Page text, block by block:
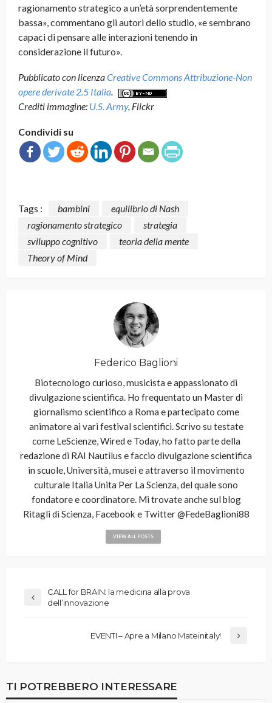
ragionamento strategico a un’età sorprendentemente
bassa», commentano gli autori dello studio, «e sembrano
capaci di pensare alle interazioni tenendo in
considerazione il futuro».
Pubblicato con licenzaCreative Commons Attribuzione-Non
opere derivate 2.5 Italia.
Crediti immagine: U.S. Army, Flickr
Condividi su
Tags : bambini
equilibrio di Nash
ragionamento strategico
strategia
sviluppo cognitivo
teoria della mente
Theory of Mind
Federico Baglioni
Biotecnologo curioso, musicista e appassionato di
divulgazione scientifica. Ho frequentato un Master di
giornalismo scientifico a Roma e partecipato come
animatore ai vari festival scientifici. Scrivo su testate
come LeScienze, Wired e Today, ho fatto parte della
redazione di RAI Nautilus e faccio divulgazione scientifica
in scuole, Università, musei e attraverso il movimento
culturale Italia Unita Per La Scienza, del quale sono
fondatore e coordinatore. Mi trovate anche sul blog
Ritagli di Scienza, Facebook e Twitter @FedeBaglioni88
VIEW ALL POSTS
CALL for BRAIN: la medicina alla prova
dell’innovazione
EVENTI – Apre a Milano Mateinitaly!
TI POTREBBERO INTERESSARE